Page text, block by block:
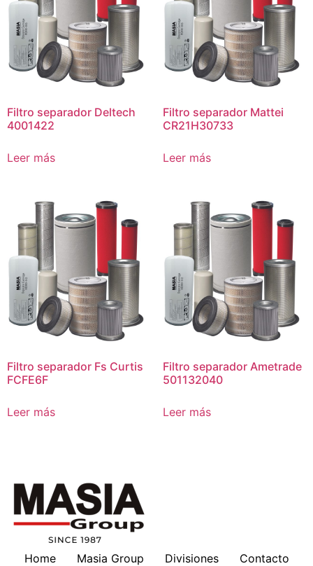
Filtro separador Deltech
4001422
Leer más
Filtro separador Mattei
CR21H30733
Leer más
Filtro separador Fs Curtis
FCFE6F
Leer más
Filtro separador Ametrade
501132040
Leer más
Home Masia Group Divisiones
Contacto